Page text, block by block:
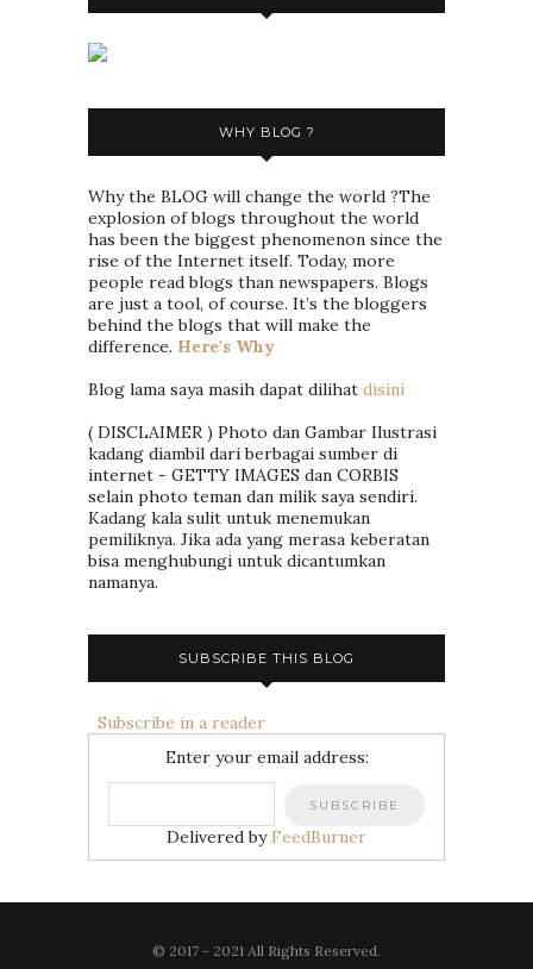
WHY BLOG ?
Why the BLOG will change the world ?The
explosion of blogs throughout the world
has been the biggest phenomenon since the
rise of the Internet itself. Today, more
people read blogs than newspapers. Blogs
are just a tool, of course. It’s the bloggers
behind the blogs that will make the
difference. Here's Why
Blog lama saya masih dapat dilihat disini
( DISCLAIMER ) Photo dan Gambar Ilustrasi
kadang diambil dari berbagai sumber di
internet - GETTY IMAGES dan CORBIS
selain photo teman dan milik saya sendiri.
Kadang kala sulit untuk menemukan
pemiliknya. Jika ada yang merasa keberatan
bisa menghubungi untuk dicantumkan
namanya.
SUBSCRIBE THIS BLOG
Subscribe in a reader
Enter your email address:
Delivered by FeedBurner
© 2017 - 2021 All Rights Reserved.